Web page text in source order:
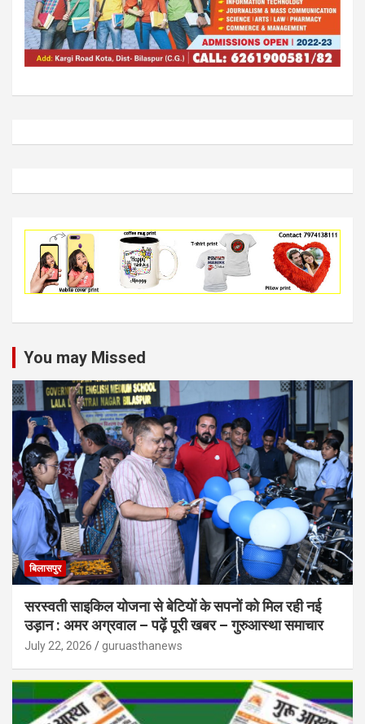
You may Missed
बिलासपुर
सरस्वती साइकिल योजना से बेटियों के सपनों को मिल रही नई
उड़ान : अमर अग्रवाल – पढ़ें पूरी खबर – गुरुआस्था समाचार
July 22, 2026 guruasthanews